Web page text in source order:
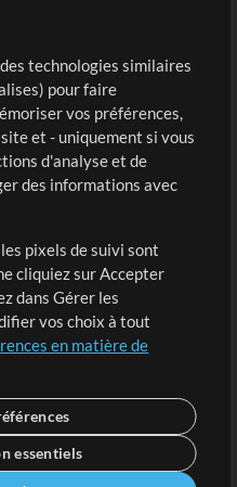
Connexion
technologies similaires
pour faire
vos préférences,
et - uniquement si vous
d'analyse et de
des informations avec
pixels de suivi sont
cliquiez sur Accepter
dans Gérer les
vos choix à tout
en matière de
essentiels